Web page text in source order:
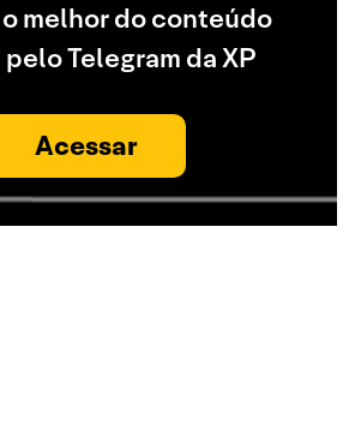
melhor do conteúdo
Telegram da XP
Acessar